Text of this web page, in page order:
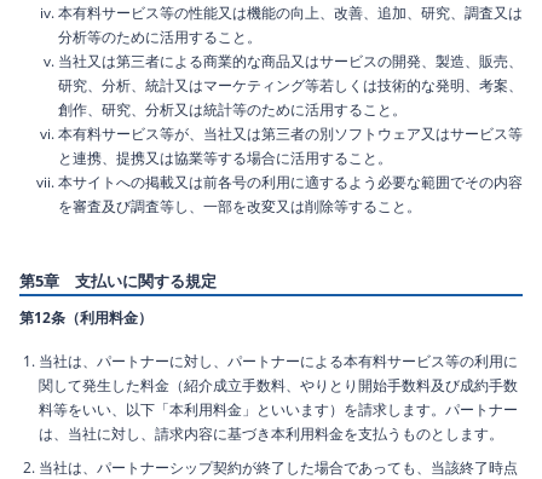
本有料サービス等の性能又は機能の向上、改善、追加、研究、調査又は
分析等のために活用すること。
当社又は第三者による商業的な商品又はサービスの開発、製造、販売、
研究、分析、統計又はマーケティング等若しくは技術的な発明、考案、
創作、研究、分析又は統計等のために活用すること。
本有料サービス等が、当社又は第三者の別ソフトウェア又はサービス等
と連携、提携又は協業等する場合に活用すること。
本サイトへの掲載又は前各号の利用に適するよう必要な範囲でその内容
を審査及び調査等し、一部を改変又は削除等すること。
第5章 支払いに関する規定
第12条（利用料金）
当社は、パートナーに対し、パートナーによる本有料サービス等の利用に
関して発生した料金（紹介成立手数料、やりとり開始手数料及び成約手数
料等をいい、以下「本利用料金」といいます）を請求します。パートナー
は、当社に対し、請求内容に基づき本利用料金を支払うものとします。
当社は、パートナーシップ契約が終了した場合であっても、当該終了時点